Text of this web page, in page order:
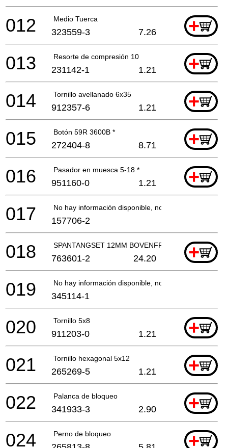
Medio Tuerca +
012 323559-3 7.26
Resorte de compresión 10 +
013 231142-1 1.21
Tornillo avellanado 6x35 +
014 912357-6 1.21
Botón 59R 3600B * +
015 272404-8 8.71
Pasador en muesca 5-18 * +
016 951160-0 1.21
No hay información disponible, no se puede pedir
017 157706-2
SPANTANGSET 12MM BOVENFREES +
018 763601-2 24.20
No hay información disponible, no se puede pedir
019 345114-1
Tornillo 5x8 +
020 911203-0 1.21
Tornillo hexagonal 5x12 +
021 265269-5 1.21
Palanca de bloqueo +
022 341933-3 2.90
Perno de bloqueo +
024